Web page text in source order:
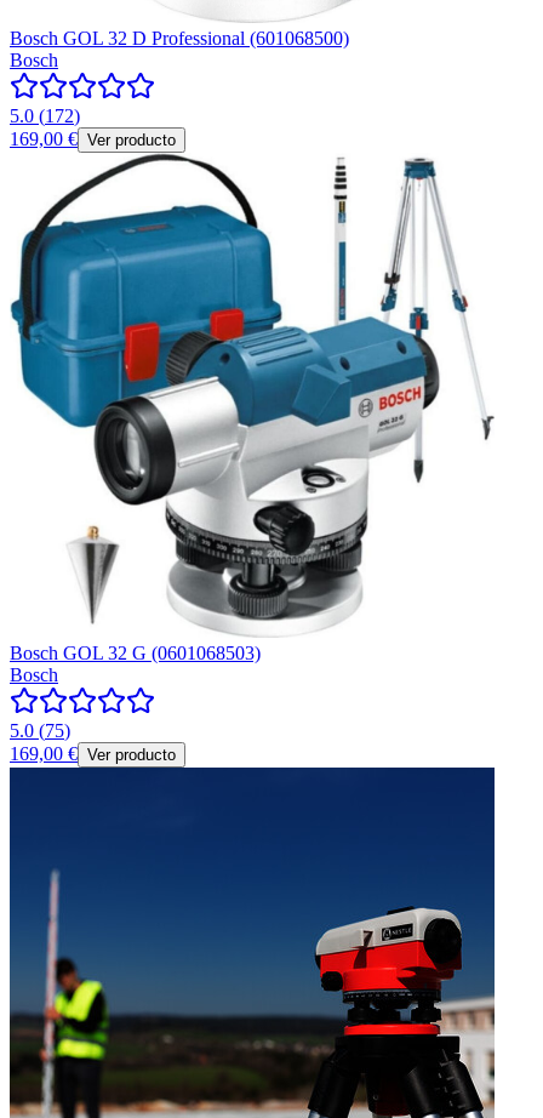
Bosch GOL 32 D Professional (601068500)
Bosch
5.0 (172)
169,00 € Ver producto
Bosch GOL 32 G (0601068503)
Bosch
5.0 (75)
169,00 € Ver producto